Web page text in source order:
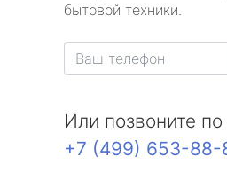
бытовой техники.
Или позвоните
+7 (499) 653-88-